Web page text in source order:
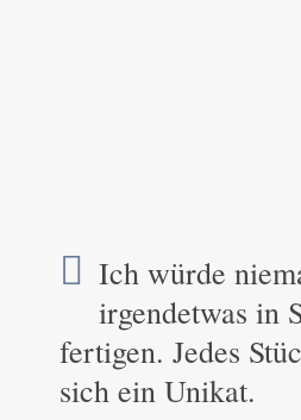
Ich würde
irgendetwas in
fertigen. Jedes
sich ein Unikat.